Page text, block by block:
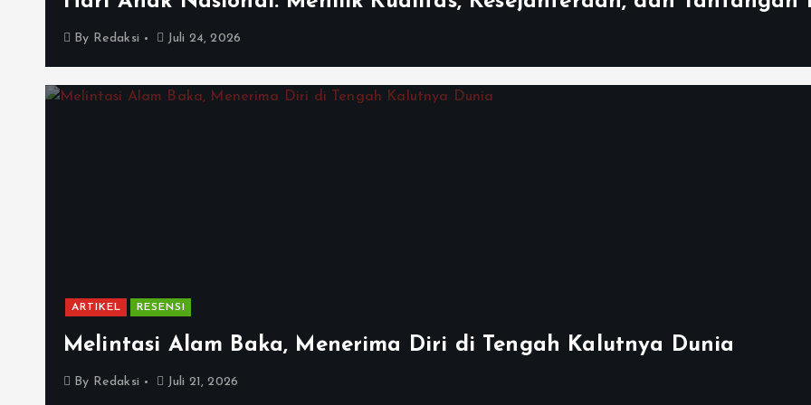
By Redaksi Juli 24, 2026
ARTIKEL RESENSI
Melintasi Alam Baka, Menerima Diri di Tengah Kalutnya Dunia
By Redaksi Juli 21, 2026